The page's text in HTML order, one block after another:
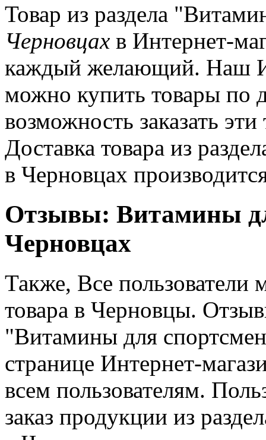
Товар из раздела
Черновцах в Интернет-
каждый желающий. Наш
можно купить товары по
возможность заказать
Доставка товара из
в Черновцах
Отзывы: Витамины
Черновцах
Также, Все пользователи
товара в Черновцы.
"Витамины для
странице Интернет-
всем пользователям.
заказ продукции из